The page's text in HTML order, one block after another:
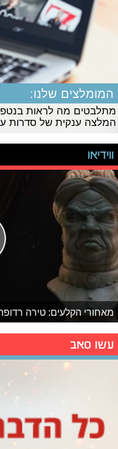
המומלצים שלנו:
מתלבטים מה לראות
המלצה ענקית של סדרות
ווידיאו
מאחורי הקלעים: טירה
עשו סאב